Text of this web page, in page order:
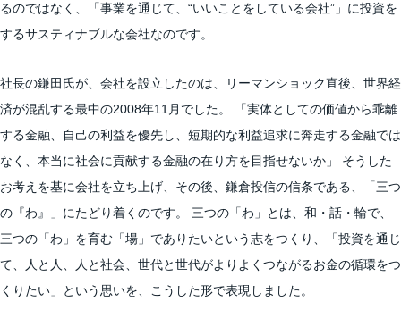
るのではなく、「事業を通じて、“いいことをしている会社”」に投資を
するサスティナブルな会社なのです。
社長の鎌田氏が、会社を設立したのは、リーマンショック直後、世界経
済が混乱する最中の2008年11月でした。 「実体としての価値から乖離
する金融、自己の利益を優先し、短期的な利益追求に奔走する金融では
なく、本当に社会に貢献する金融の在り方を目指せないか」 そうした
お考えを基に会社を立ち上げ、その後、鎌倉投信の信条である、「三つ
の『わ』」にたどり着くのです。 三つの「わ」とは、和・話・輪で、
三つの「わ」を育む「場」でありたいという志をつくり、「投資を通じ
て、人と人、人と社会、世代と世代がよりよくつながるお金の循環をつ
くりたい」という思いを、こうした形で表現しました。